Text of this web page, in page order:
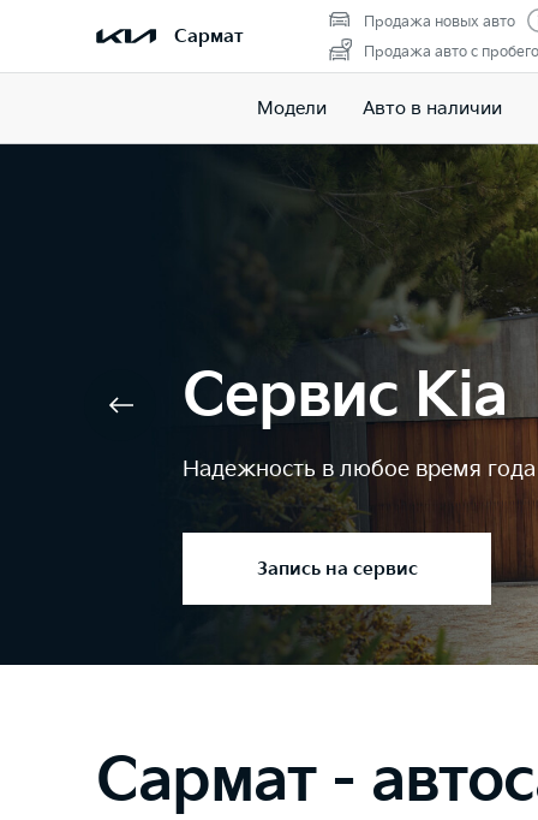
Сармат
Продажа новых авто
Продажа авто с
Модели Авто в наличии
запчасти
Подробнее
Сармат -